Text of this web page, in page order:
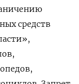
средств